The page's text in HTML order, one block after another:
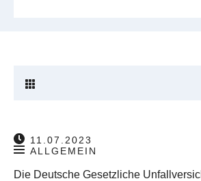
11.07.2023
ALLGEMEIN
Die Deutsche Gesetzliche